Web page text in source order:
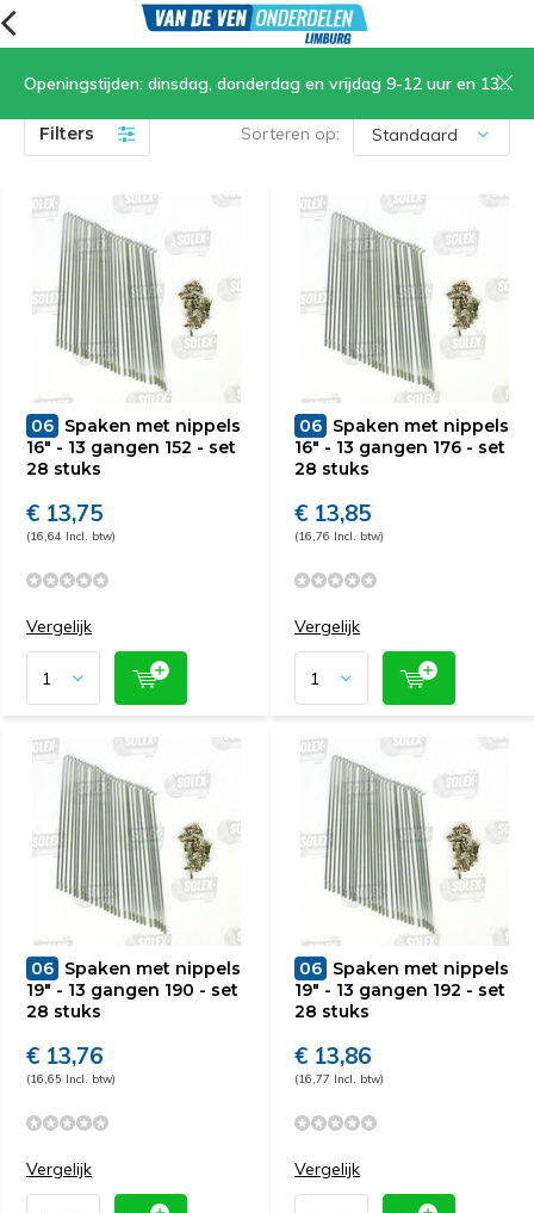
Openingstijden: dinsdag, donderdag en vrijdag 9-12 uur en 13.30-17 uur, zaterdag 9-12 uur
Spaken(14)
Filters Sorteren op:
06 Spaken met nippels
16" - 13 gangen 152 - set
28 stuks
€ 13,75
(16,64 Incl. btw)
Vergelijk
06 Spaken met nippels
16" - 13 gangen 176 - set
28 stuks
€ 13,85
(16,76 Incl. btw)
Vergelijk
06 Spaken met nippels
19" - 13 gangen 190 - set
28 stuks
€ 13,76
(16,65 Incl. btw)
Vergelijk
06 Spaken met nippels
19" - 13 gangen 192 - set
28 stuks
€ 13,86
(16,77 Incl. btw)
Vergelijk